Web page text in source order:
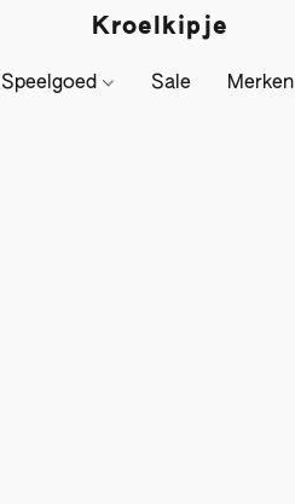
Kroelkipje
Speelgoed Sale Merken